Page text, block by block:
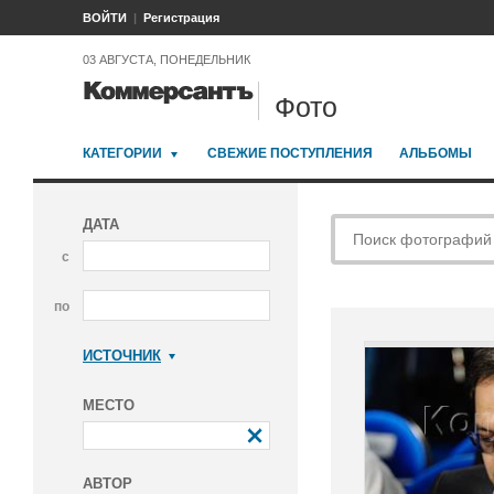
ВОЙТИ Регистрация
03 АВГУСТА, ПОНЕДЕЛЬНИК
Фото
КАТЕГОРИИ СВЕЖИЕ ПОСТУПЛЕНИЯ АЛЬБОМЫ
ДАТА
с
по
ИСТОЧНИК
МЕСТО
АВТОР